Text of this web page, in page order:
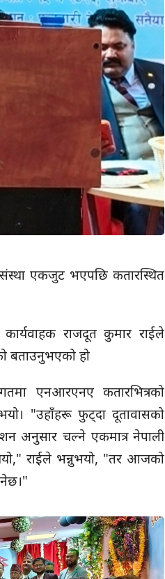
एकजुट भएपछि कतारस्थित
राजदूत कुमार राईले
बताउनुभएको हो
एनआरएनए कतारभित्रको
"उहाँहरू फुट्दा दूतावासको
अनुसार चल्ने एकमात्र नेपाली
राईले भन्नुभयो, "तर आजको